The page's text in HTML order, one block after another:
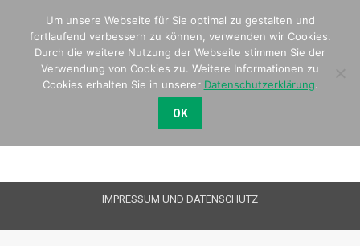
Search:
IMPRESSUM UND DATENSCHUTZ
Um unsere Webseite für Sie optimal zu gestalten und
fortlaufend verbessern zu können, verwenden wir Cookies.
Durch die weitere Nutzung der Webseite stimmen Sie der
Verwendung von Cookies zu. Weitere Informationen zu
Cookies erhalten Sie in unserer Datenschutzerklärung.
OK